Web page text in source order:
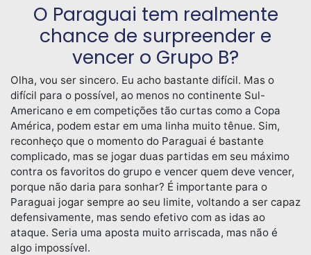
O Paraguai tem realmente
chance de surpreender e
vencer o Grupo B?
Olha, vou ser sincero. Eu acho bastante difícil. Mas o
difícil para o possível, ao menos no continente Sul-
Americano e em competições tão curtas como a Copa
América, podem estar em uma linha muito tênue. Sim,
reconheço que o momento do Paraguai é bastante
complicado, mas se jogar duas partidas em seu máximo
contra os favoritos do grupo e vencer quem deve vencer,
porque não daria para sonhar? É importante para o
Paraguai jogar sempre ao seu limite, voltando a ser capaz
defensivamente, mas sendo efetivo com as idas ao
ataque. Seria uma aposta muito arriscada, mas não é
algo impossível.